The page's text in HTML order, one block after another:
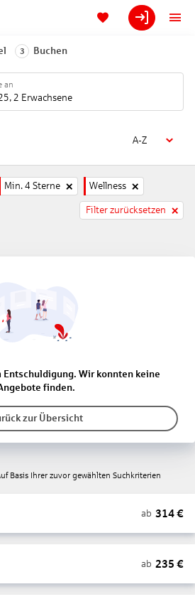
3 Buchen
an
, 2 Erwachsene
A-Z
Min. 4 Sterne Wellness
Filter zurücksetzen
Entschuldigung. Wir konnten keine
finden.
zur Übersicht
Basis Ihrer zuvor gewählten Suchkriterien
ab 314€
ab 235 €